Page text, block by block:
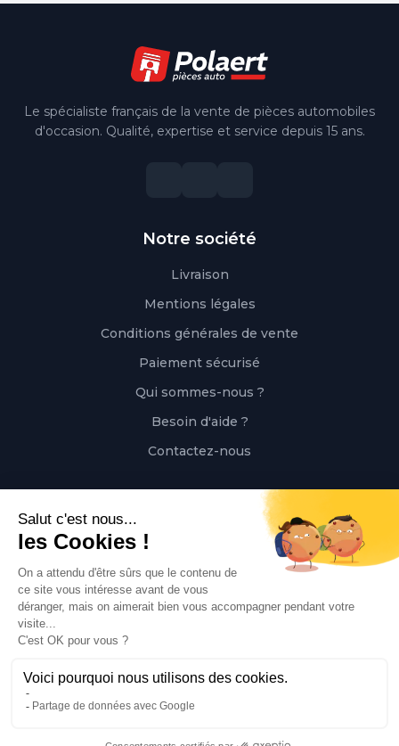
Le spécialiste français de la vente de pièces automobiles
d'occasion. Qualité, expertise et service depuis 15 ans.
Notre société
Livraison
Mentions légales
Conditions générales de vente
Paiement sécurisé
Qui sommes-nous ?
Besoin d'aide ?
Contactez-nous
Polaert Pièces Auto, 25 Rue des Perrets, 76680
Appeler
Envoyer un mail
contact@polaert-pieces-auto.fr